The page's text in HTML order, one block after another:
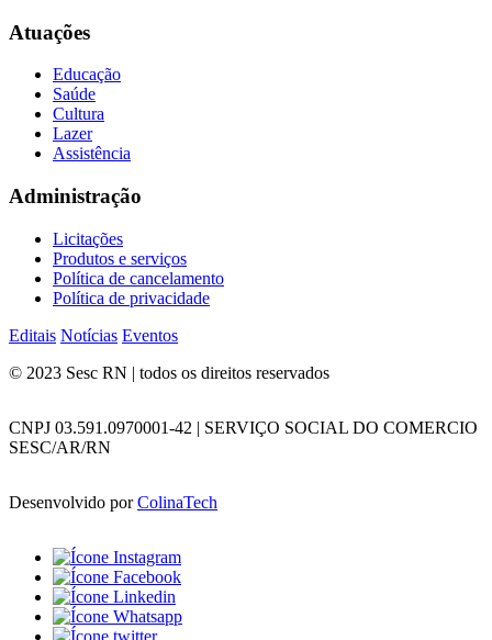
Atuações
Educação
Saúde
Cultura
Lazer
Assistência
Administração
Licitações
Produtos e serviços
Política de cancelamento
Política de privacidade
Editais Notícias Eventos
© 2023 Sesc RN | todos os direitos reservados
CNPJ 03.591.0970001-42 | SERVIÇO SOCIAL DO COMERCIO
SESC/AR/RN
Desenvolvido porColinaTech